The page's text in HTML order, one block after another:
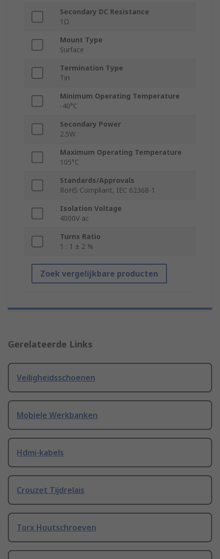
Secondary DC Resistance
1Ω
Mount Type
Surface
Termination Type
Tin
Minimum Operating Temperature
-40°C
Secondary Power
2.5W
Maximum Operating Temperature
105°C
Standards/Approvals
RoHS Compliant, IEC 62368-1
Isolation Voltage
4000V ac
Turns Ratio
1 : 1 ± 2 %
Zoek vergelijkbare producten
Gerelateerde Links
Veiligheidsschoenen
Mobiele Werkbanken
Hdmi-kabels
Crouzet Tijdrelais
Torx Houtschroeven